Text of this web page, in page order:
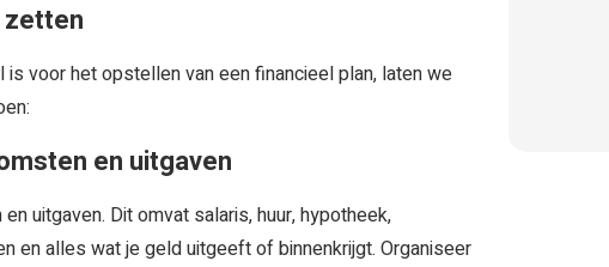
zetten
voor het opstellen van een financieel plan, laten we
en uitgaven
uitgaven. Dit omvat salaris, huur, hypotheek,
en alles wat je geld uitgeeft of binnenkrijgt. Organiseer